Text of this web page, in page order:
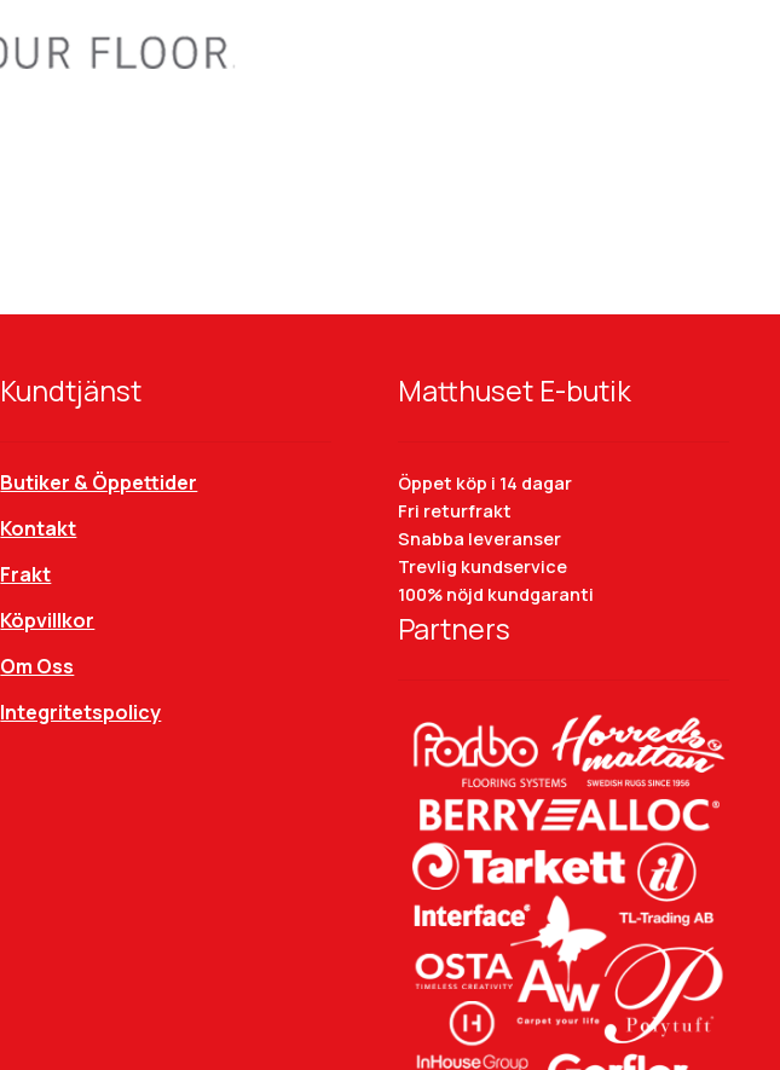
Kundtjänst
Butiker & Öppettider
Kontakt
Frakt
Köpvillkor
Om Oss
Integritetspolicy
Matthuset E-butik
Öppet köp i 14 dagar
Fri returfrakt
Snabba leveranser
Trevlig kundservice
100% nöjd kundgaranti
Partners